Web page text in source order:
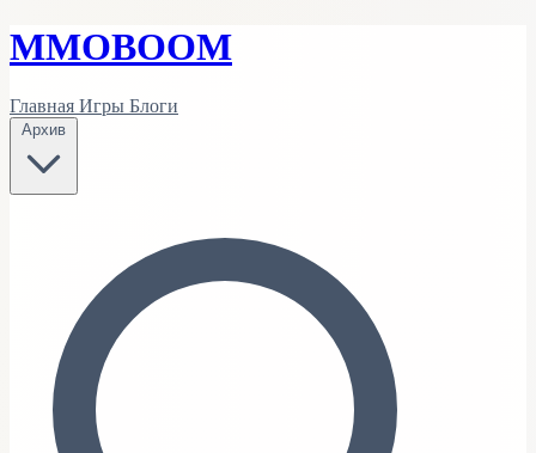
MMOBOOM
Главная Игры Блоги
Архив